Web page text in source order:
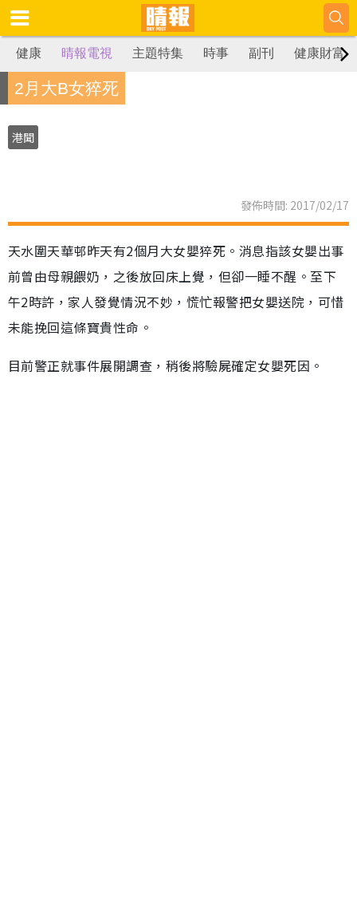
健康 晴報電視 主題特集 時事 副刊 健康財富
2月大B女猝死
港聞
發佈時間: 2017/02/17
天水圍天華邨昨天有2個月大女嬰猝死。消息指該女嬰出事
前曾由母親餵奶，之後放回床上覺，但卻一睡不醒。至下
午2時許，家人發覺情況不妙，慌忙報警把女嬰送院，可惜
未能挽回這條寶貴性命。
目前警正就事件展開調查，稍後將驗屍確定女嬰死因。